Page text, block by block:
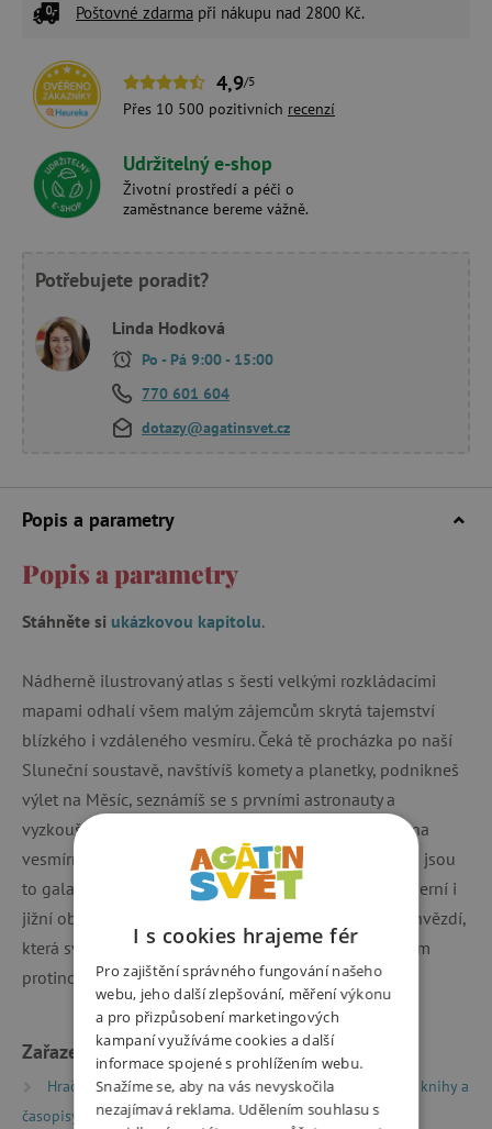
Poštovné zdarma při nákupu nad 2800 Kč.
4,9/5
Přes 10 500 pozitivních recenzí
Udržitelný e-shop
Životní prostředí a péči o
zaměstnance bereme vážně.
Potřebujete poradit?
Linda Hodková
Po - Pá 9:00 - 15:00
770 601 604
dotazy@agatinsvet.cz
Popis a parametry
Popis a parametry
Stáhněte si ukázkovou kapitolu.
Nádherně ilustrovaný atlas s šesti velkými rozkládacími
mapami odhalí všem malým zájemcům skrytá tajemství
blízkého i vzdáleného vesmíru. Čeká tě procházka po naší
Sluneční soustavě, navštívíš komety a planetky, podnikneš
výlet na Měsíc, seznámíš se s prvními astronauty a
vyzkoušíš si, jaké je cestovat v raketoplánu nebo žít na
vesmírné stanici. Dozvíš se, jak celý vesmír vznikal, co jsou
to galaxie, nebo třeba odkud se vzal Měsíc. Mapa severní i
jižní oblohy tě naučí rozpoznávat ta nejznámější souhvězdí,
která svítí nad hlavou při noční procházce nám i našim
protinožcům.
Zařazeno v kategoriích
Hračky dle typu Knihy
Encyklopedie, naučné knihy a
časopisy
I s cookies hrajeme fér
Pro zajištění správného fungování našeho
webu, jeho další zlepšování, měření výkonu
a pro přizpůsobení marketingových
kampaní využíváme cookies a další
informace spojené s prohlížením webu.
Snažíme se, aby na vás nevyskočila
nezajímavá reklama. Udělením souhlasu s